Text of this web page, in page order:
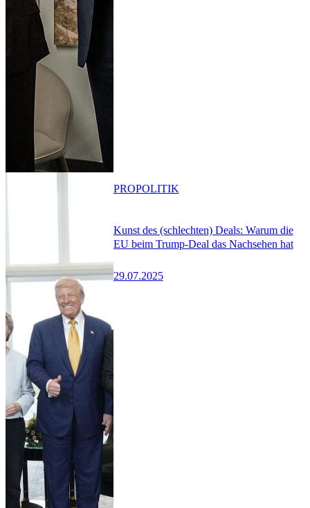
Kunst des (schlechten) Deals: Warum die
EU beim Trump-Deal das Nachsehen hat
29.07.2025
PROPOLITIK